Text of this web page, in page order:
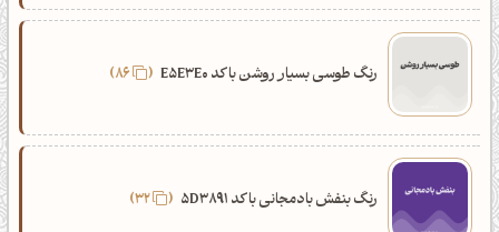
رنگ طوسی بسیار روشن با کد E5E3E0
رنگ بنفش بادمجانی با کد 5D3891 32